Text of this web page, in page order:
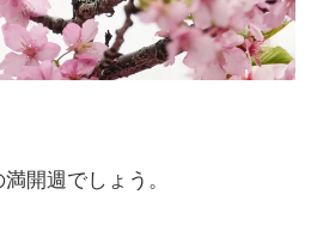
開週でしょう。